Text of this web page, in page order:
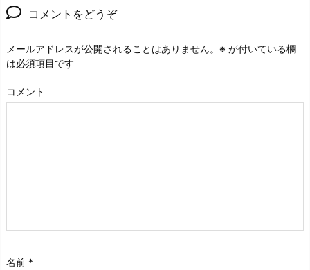
コメントをどうぞ
メールアドレスが公開されることはありません。 ※ が付いている欄
は必須項目です
コメント
名前 *